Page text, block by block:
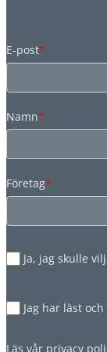
E-post*
Namn*
Företag*
Ja, jag skulle
Jag har läst
Läs vår privacy